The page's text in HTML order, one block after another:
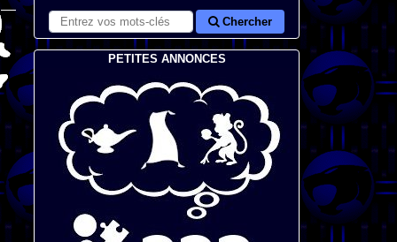
Chercher
PETITES ANNONCES